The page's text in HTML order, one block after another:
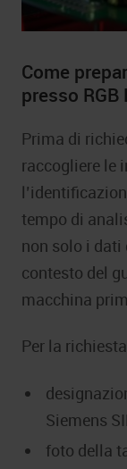
Come
presso
Prima di
raccogliere le
tempo di
non solo i dati
contesto del
macchina
Per la
Siemens
foto della